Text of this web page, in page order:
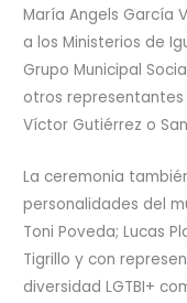
María Angels García
a los Ministerios de
Grupo Municipal
otros
Víctor Gutiérrez o
La ceremonia
personalidades del
Toni Poveda; Lucas
Tigrillo y con
diversidad LGTBI+